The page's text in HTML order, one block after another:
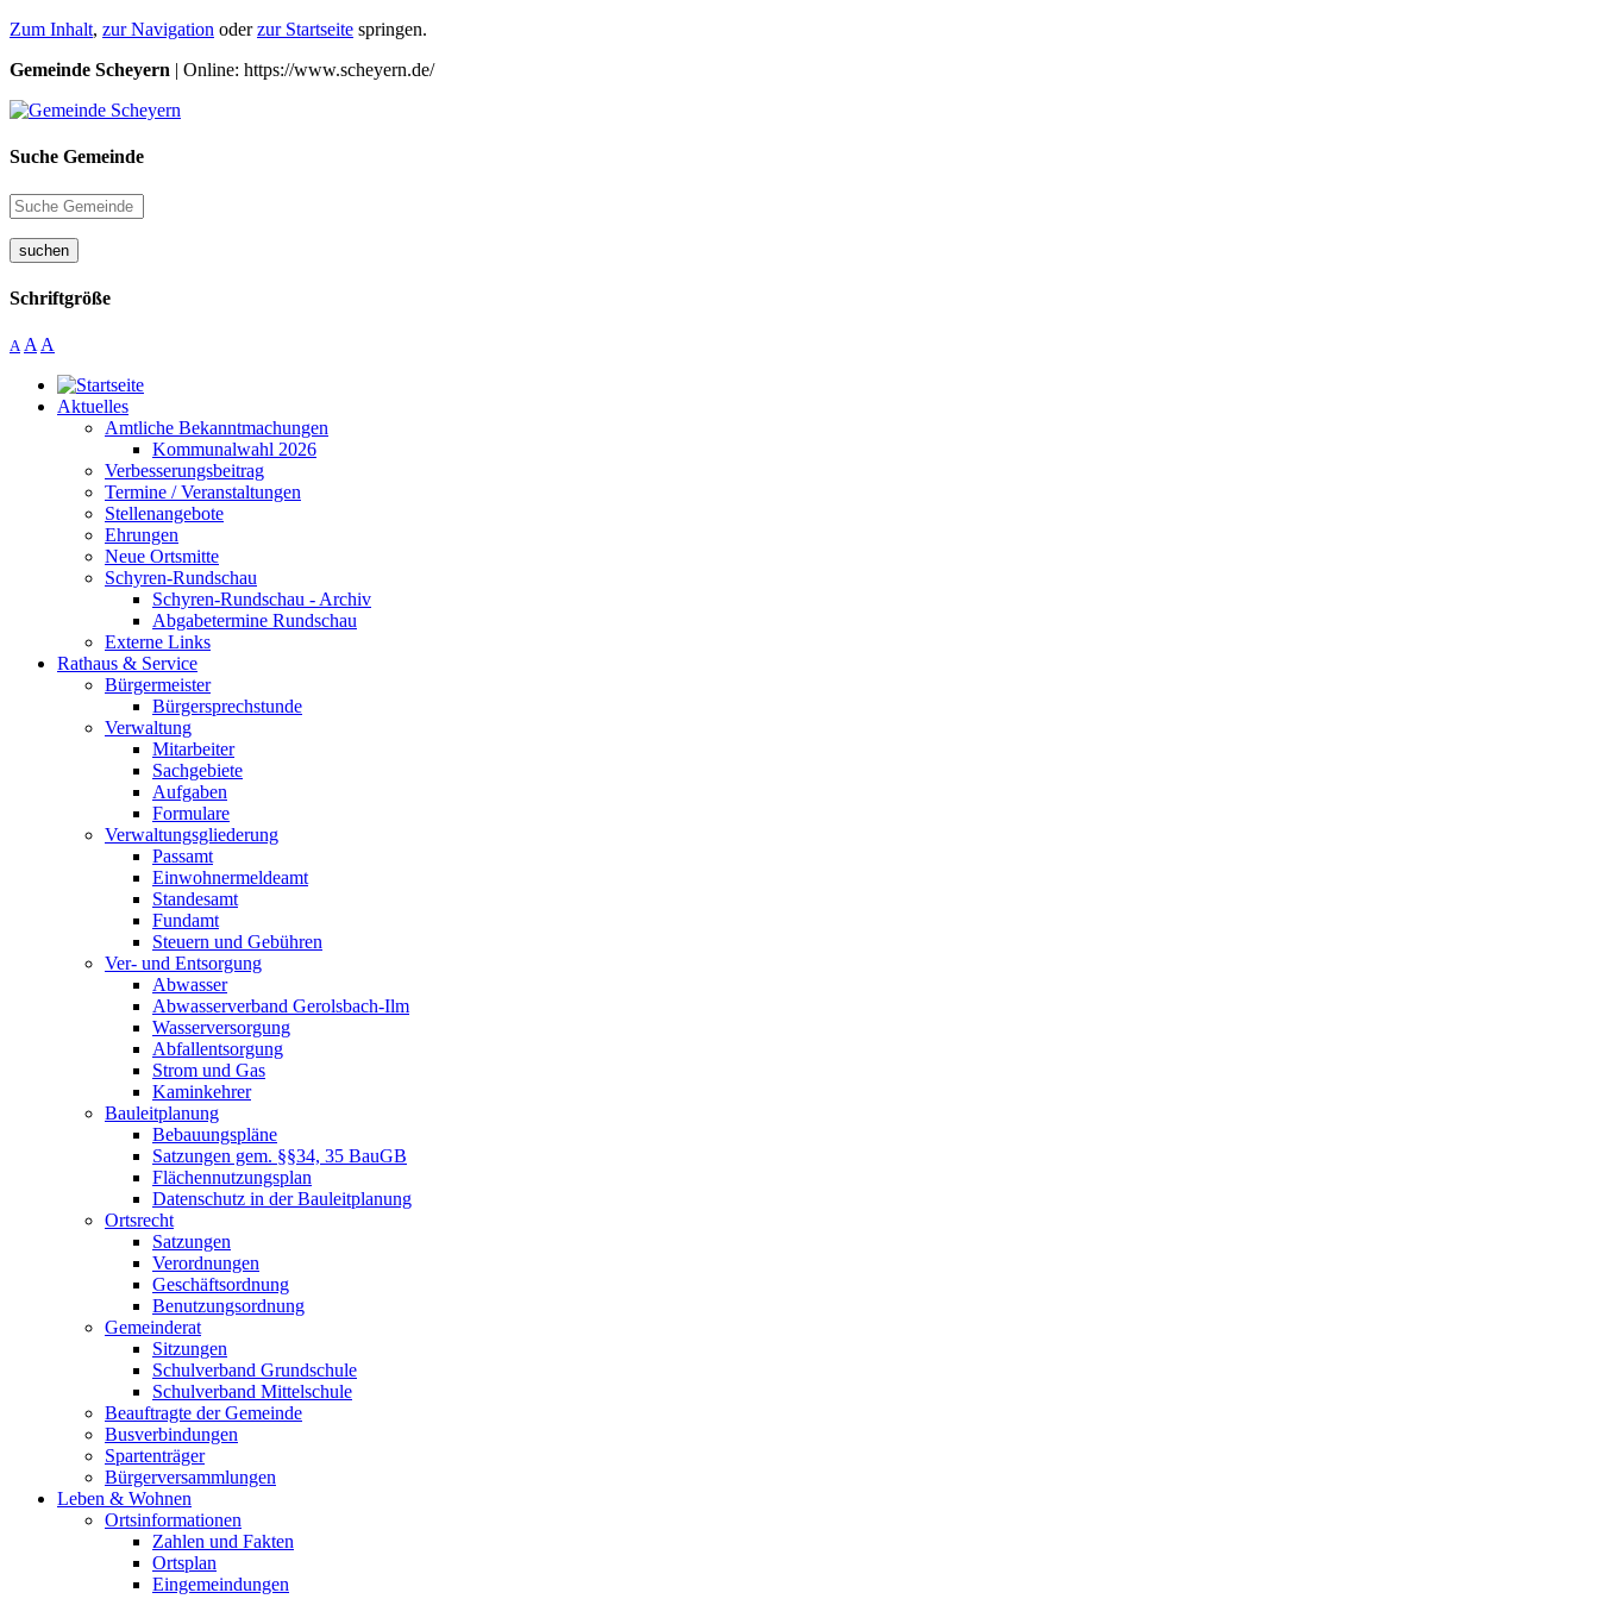
Zum Inhalt, zur Navigation oderzur Startseite springen.
Gemeinde Scheyern | Online: https://www.scheyern.de/
Suche Gemeinde
suchen
Schriftgröße
A A A
Aktuelles
Amtliche Bekanntmachungen
Kommunalwahl 2026
Verbesserungsbeitrag
Termine / Veranstaltungen
Stellenangebote
Ehrungen
Neue Ortsmitte
Schyren-Rundschau
Schyren-Rundschau - Archiv
Abgabetermine Rundschau
Externe Links
Rathaus & Service
Bürgermeister
Bürgersprechstunde
Verwaltung
Mitarbeiter
Sachgebiete
Aufgaben
Formulare
Verwaltungsgliederung
Passamt
Einwohnermeldeamt
Standesamt
Fundamt
Steuern und Gebühren
Ver- und Entsorgung
Abwasser
Abwasserverband Gerolsbach-Ilm
Wasserversorgung
Abfallentsorgung
Strom und Gas
Kaminkehrer
Bauleitplanung
Bebauungspläne
Satzungen gem. §§34, 35 BauGB
Flächennutzungsplan
Datenschutz in der Bauleitplanung
Ortsrecht
Satzungen
Verordnungen
Geschäftsordnung
Benutzungsordnung
Gemeinderat
Sitzungen
Schulverband Grundschule
Schulverband Mittelschule
Beauftragte der Gemeinde
Busverbindungen
Spartenträger
Bürgerversammlungen
Leben & Wohnen
Ortsinformationen
Zahlen und Fakten
Ortsplan
Eingemeindungen